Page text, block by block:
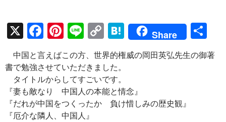
X
F
ac
e
b
o
o
Pi
er
es
t
Li
e
C
o
p
y
Li
n
H
at
e
a
Share
有
中国と言えばこの方、世界的権威の岡田英弘先生の御著
書で勉強させていただきました。
タイトルからしてすごいです。
『妻も敵なり 中国人の本能と情念』
『だれが中国をつくったか 負け惜しみの歴史観』
『厄介な隣人、中国人』